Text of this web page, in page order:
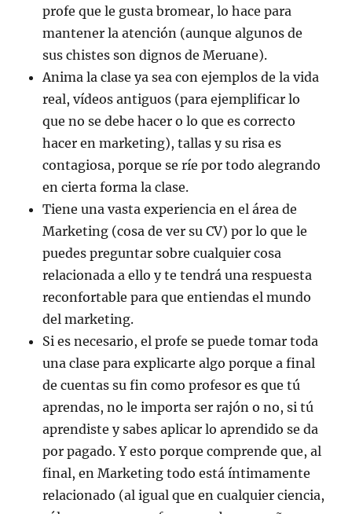
profe que le gusta bromear, lo hace para
mantener la atención (aunque algunos de
sus chistes son dignos de Meruane).
Anima la clase ya sea con ejemplos de la vida
real, vídeos antiguos (para ejemplificar lo
que no se debe hacer o lo que es correcto
hacer en marketing), tallas y su risa es
contagiosa, porque se ríe por todo alegrando
en cierta forma la clase.
Tiene una vasta experiencia en el área de
Marketing (cosa de ver su CV) por lo que le
puedes preguntar sobre cualquier cosa
relacionada a ello y te tendrá una respuesta
reconfortable para que entiendas el mundo
del marketing.
Si es necesario, el profe se puede tomar toda
una clase para explicarte algo porque a final
de cuentas su fin como profesor es que tú
aprendas, no le importa ser rajón o no, si tú
aprendiste y sabes aplicar lo aprendido se da
por pagado. Y esto porque comprende que, al
final, en Marketing todo está íntimamente
relacionado (al igual que en cualquier ciencia,